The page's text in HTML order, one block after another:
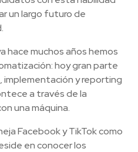
un largo futuro de
hace muchos años hemos
hoy gran parte
implementación y reporting
a través de la
una máquina.
Facebook y TikTok como
en conocer los